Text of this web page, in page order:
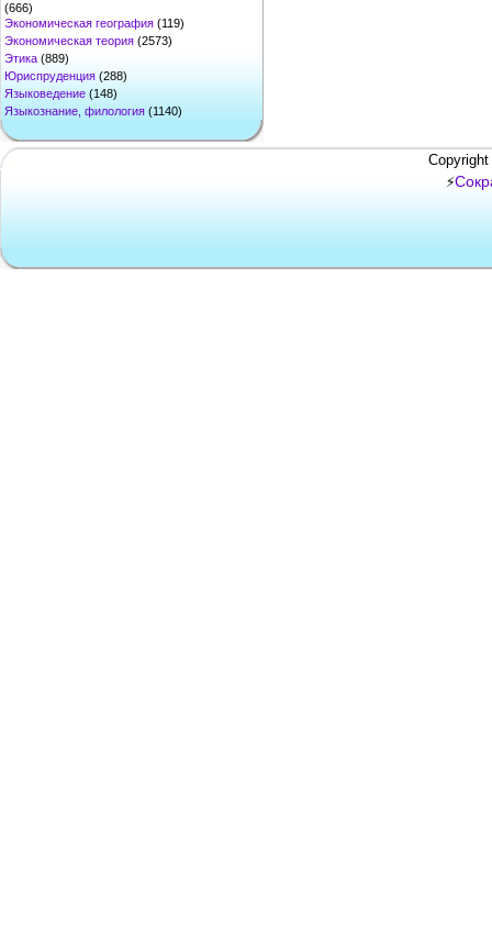
(666)
Экономическая география (119)
Экономическая теория (2573)
Этика (889)
Юриспруденция (288)
Языковедение (148)
Языкознание, филология (1140)
⚡